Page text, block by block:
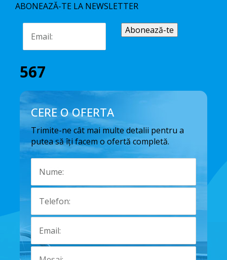
ABONEAZĂ-TE LA NEWSLETTER
567
CERE O OFERTA
Trimite-ne cât mai multe detalii pentru a
putea să îți facem o ofertă completă.